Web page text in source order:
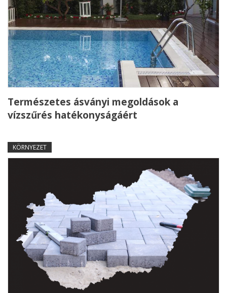
Természetes ásványi megoldások a
vízszűrés hatékonyságáért
KÖRNYEZET